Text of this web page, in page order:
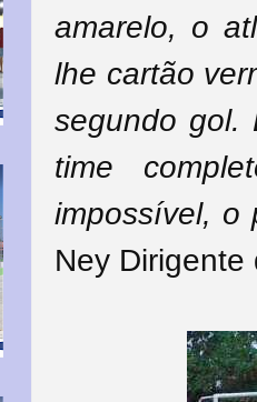
amarelo, o
lhe cartão
segundo gol.
time
impossível, o
Ney